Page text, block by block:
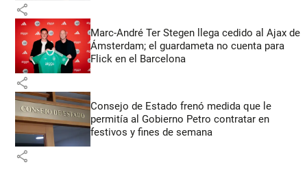
share
Marc-André Ter Stegen llega cedido al Ajax de
Ámsterdam; el guardameta no cuenta para
Flick en el Barcelona
share
Consejo de Estado frenó medida que le
permitía al Gobierno Petro contratar en
festivos y fines de semana
share